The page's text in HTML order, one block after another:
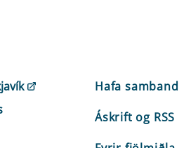
Hafa samband
Áskrift og RSS